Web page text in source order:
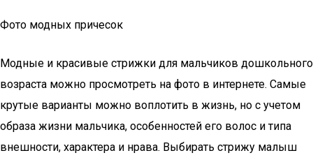
Фото модных причесок
Модные и красивые стрижки для мальчиков дошкольного
возраста можно просмотреть на фото в интернете. Самые
крутые варианты можно воплотить в жизнь, но с учетом
образа жизни мальчика, особенностей его волос и типа
внешности, характера и нрава. Выбирать стрижу малыш